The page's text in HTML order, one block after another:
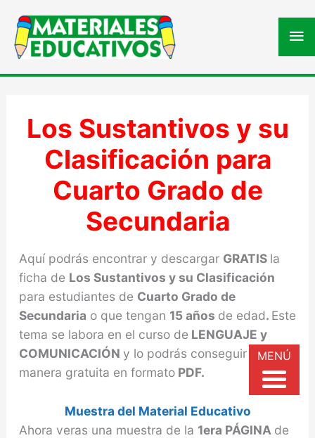
Los Sustantivos y su
Clasificación para
Cuarto Grado de
Secundaria
Aquí podrás encontrar y descargar GRATIS la
ficha de Los Sustantivos y su Clasificación
para estudiantes de Cuarto Grado de
Secundaria o que tengan 15 años de edad. Este
tema se labora en el curso de LENGUAJE y
COMUNICACIÓN y lo podrás conseguir de
manera gratuita en formatoPDF.
Muestra del Material Educativo
Ahora veras una muestra de la 1era PÁGINA de
MENÚ